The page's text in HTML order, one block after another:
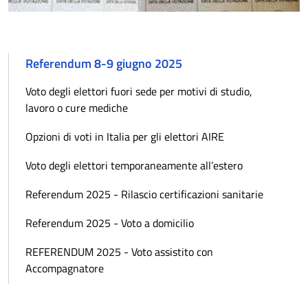
Referendum 8-9 giugno 2025
Voto degli elettori fuori sede per motivi di studio,
lavoro o cure mediche
Opzioni di voti in Italia per gli elettori AIRE
Voto degli elettori temporaneamente all’estero
Referendum 2025 - Rilascio certificazioni sanitarie
Referendum 2025 - Voto a domicilio
REFERENDUM 2025 - Voto assistito con
Accompagnatore